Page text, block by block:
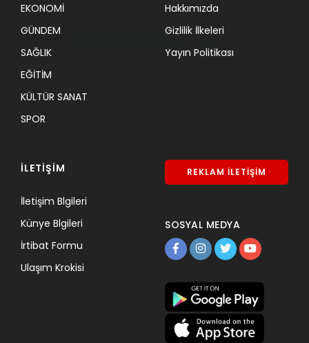
EKONOMİ
GÜNDEM
SAĞLIK
EĞİTİM
KÜLTÜR SANAT
SPOR
Hakkımızda
Gizlilik İlkeleri
Yayın Politikası
İLETİŞİM
İletişim Blgileri
Künye Blgileri
İrtibat Formu
Ulaşım Krokisi
REKLAM İLETİŞİM
SOSYAL MEDYA